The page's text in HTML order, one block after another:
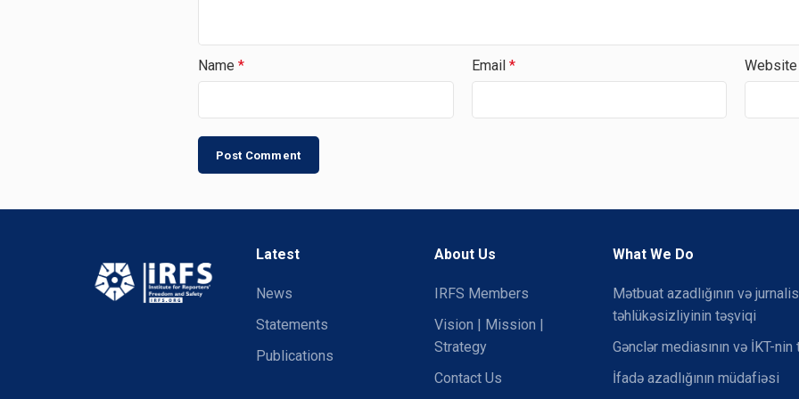
Name * Email * Website
Latest
News
Statements
Publications
About Us
IRFS Members
Vision | Mission |
Strategy
Contact Us
What We Do
Mətbuat azadlığının və
təhlükəsizliyinin təşviqi
Gənclər mediasının və İKT-
İfadə azadlığının müdafiəsi